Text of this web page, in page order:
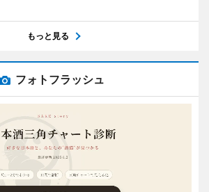
もっと見る
フォトフラッシュ